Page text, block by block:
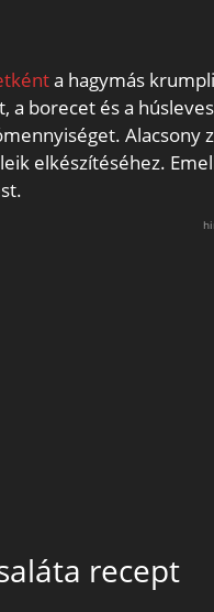
a hagymás
borecet és a
elkészítéséhez.
recept